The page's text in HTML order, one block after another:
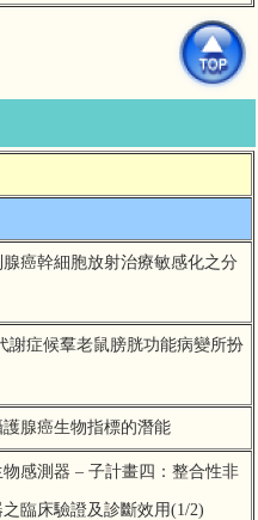
癌幹細胞放射治療敏感化之分
謝症候羣老鼠膀胱功能病變所扮
腺癌生物指標的潛能
感測器 – 子計畫四：整合性非
臨床驗證及診斷效用(1/2)